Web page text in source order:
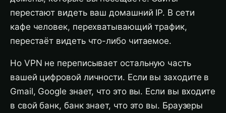
перестают видеть ваш домашний IP. В сети
кафе человек, перехватывающий трафик,
перестаёт видеть что-либо читаемое.
Но VPN не переписывает остальную часть
вашей цифровой личности. Если вы заходите в
Gmail, Google знает, что это вы. Если вы входите
в свой банк, банк знает, что это вы. Браузеры